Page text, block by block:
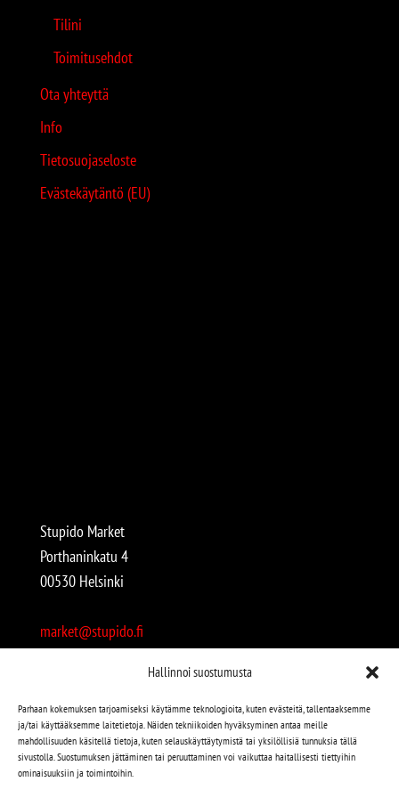
Hallinnoi suostumusta
Parhaan kokemuksen tarjoamiseksi käytämme teknologioita, kuten evästeitä, tallentaaksemme
ja/tai käyttääksemme laitetietoja. Näiden tekniikoiden hyväksyminen antaa meille
mahdollisuuden käsitellä tietoja, kuten selauskäyttäytymistä tai yksilöllisiä tunnuksia tällä
sivustolla. Suostumuksen jättäminen tai peruuttaminen voi vaikuttaa haitallisesti tiettyihin
ominaisuuksiin ja toimintoihin.
Tilini
Toimitusehdot
Ota yhteyttä
Info
Tietosuojaseloste
Evästekäytäntö (EU)
Stupido Market
Porthaninkatu 4
00530 Helsinki
market@stupido.fi
Avoinna:
arkisin 12-18
lauantaisin 12-17